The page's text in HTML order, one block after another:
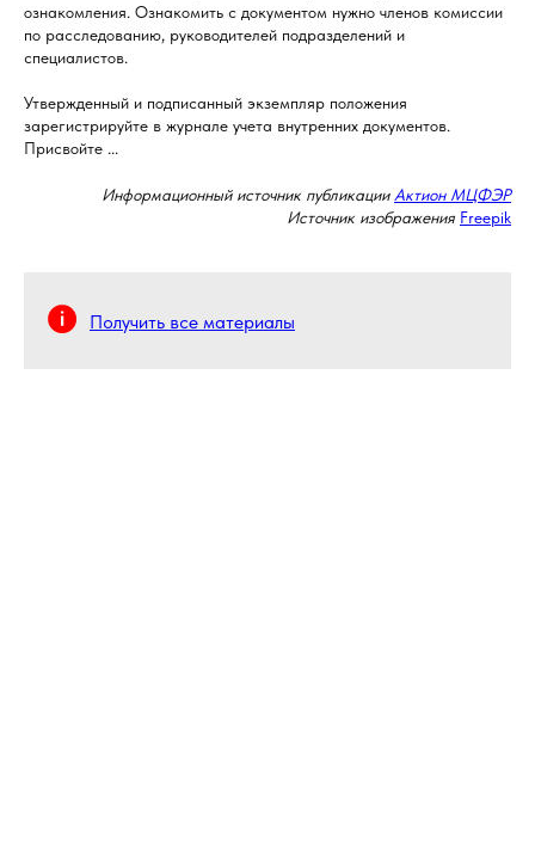
ознакомления. Ознакомить с документом нужно членов комиссии
по расследованию, руководителей подразделений и
специалистов.
Утвержденный и подписанный экземпляр положения
зарегистрируйте в журнале учета внутренних документов.
Присвойте ...
Информационный источник публикации Актион МЦФЭР
Источник изображения Freepik
Получить все материалы